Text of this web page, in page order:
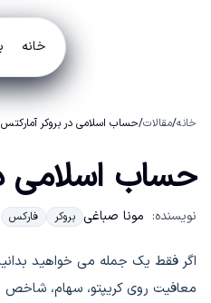
خانه
خانه/مقالات/حساب اسلامی در بروکر آمارکتس
حساب اسلامی
نویسنده: مونا صباغی بروکر فارکس
معافیت روی کریپتو، سهام، شاخص